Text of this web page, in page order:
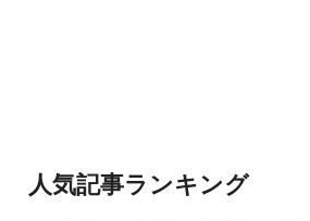
人気記事ランキング